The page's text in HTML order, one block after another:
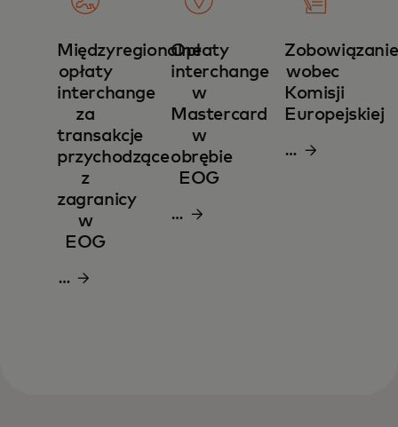
Międzyregionalne
opłaty
interchange
za
transakcje
przychodzące
z
zagranicy
w
EOG
Pobierz
Opłaty
interchange
w
Mastercard
w
obrębie
EOG
Pobierz
Zobowiązanie
wobec
Komisji
Europejskiej
Pobierz